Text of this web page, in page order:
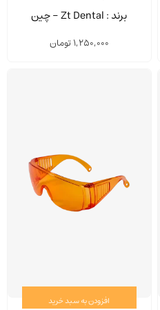
برند : Zt Dental - چین
1,250,000تومان
افزودن به سبد خرید